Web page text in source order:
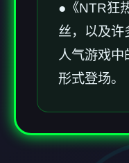
●《NTR狂
丝，以及许
人气游戏中
形式登场。